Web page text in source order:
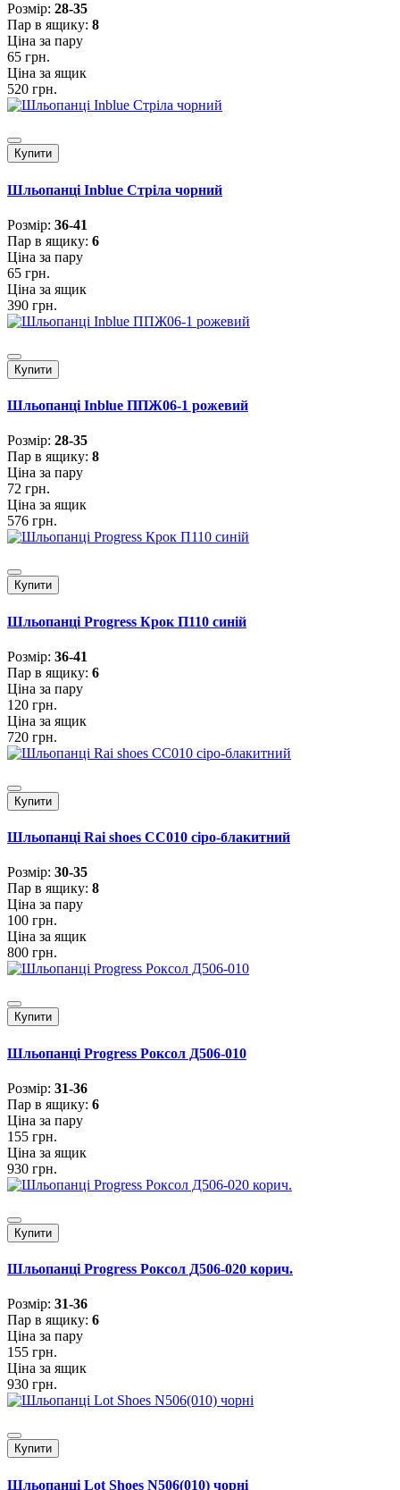
Розмiр: 28-35
Пар в ящику: 8
Ціна за пару
65 грн.
Ціна за ящик
520 грн.
Купити
Шльопанці Inblue Стріла чорний
Розмiр: 36-41
Пар в ящику: 6
Ціна за пару
65 грн.
Ціна за ящик
390 грн.
Купити
Шльопанці Inblue ППЖ06-1 рожевий
Розмiр: 28-35
Пар в ящику: 8
Ціна за пару
72 грн.
Ціна за ящик
576 грн.
Купити
Шльопанці Progress Крок П110 синій
Розмiр: 36-41
Пар в ящику: 6
Ціна за пару
120 грн.
Ціна за ящик
720 грн.
Купити
Шльопанці Rai shoes CC010 сіро-блакитний
Розмiр: 30-35
Пар в ящику: 8
Ціна за пару
100 грн.
Ціна за ящик
800 грн.
Купити
Шльопанці Progress Роксол Д506-010
Розмiр: 31-36
Пар в ящику: 6
Ціна за пару
155 грн.
Ціна за ящик
930 грн.
Купити
Шльопанці Progress Роксол Д506-020 корич.
Розмiр: 31-36
Пар в ящику: 6
Ціна за пару
155 грн.
Ціна за ящик
930 грн.
Купити
Шльопанці Lot Shoes N506(010) чорні